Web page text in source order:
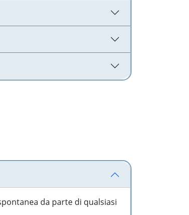
da parte di qualsiasi